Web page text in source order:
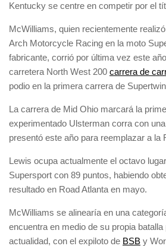
Kentucky se centre en competir por el
McWilliams, quien recientemente
Arch Motorcycle Racing en la moto
fabricante, corrió por última vez este
carretera North West 200 carrera de
podio en la primera carrera de
La carrera de Mid Ohio marcará la
experimentado Ulsterman corra con
presentó este año para reemplazar a la
Lewis ocupa actualmente el octavo
Supersport con 89 puntos, habiendo
resultado en Road Atlanta en mayo.
McWilliams se alinearía en una
encuentra en medio de su propia batalla
actualidad, con el expiloto de BSB y